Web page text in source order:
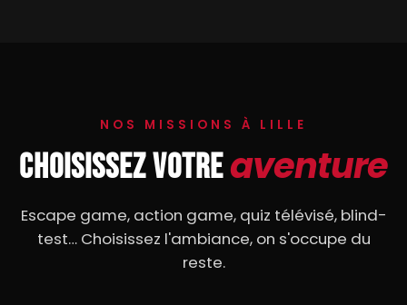
NOS MISSIONS À LILLE
CHOISISSEZ VOTREaventure
Escape game, action game, quiz télévisé, blind-
test… Choisissez l'ambiance, on s'occupe du
reste.